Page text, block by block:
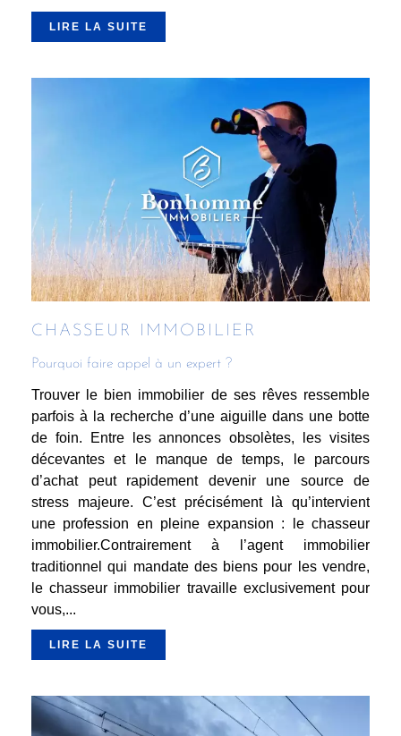
LIRE LA SUITE
CHASSEUR IMMOBILIER
Pourquoi faire appel à un expert ?
Trouver le bien immobilier de ses rêves ressemble
parfois à la recherche d’une aiguille dans une botte
de foin. Entre les annonces obsolètes, les visites
décevantes et le manque de temps, le parcours
d’achat peut rapidement devenir une source de
stress majeure. C’est précisément là qu’intervient
une profession en pleine expansion : le chasseur
immobilier.Contrairement à l’agent immobilier
traditionnel qui mandate des biens pour les vendre,
le chasseur immobilier travaille exclusivement pour
vous,...
LIRE LA SUITE